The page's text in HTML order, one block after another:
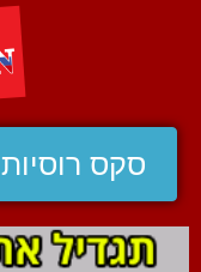
סקס רוסיות